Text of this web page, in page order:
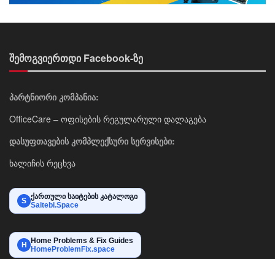
შემოგვიერთდი Facebook-ზე
პარტნიორი კომპანია:
OfficeCare – ოფისების რეგულარული დალაგება
დასუფთავების კომპლექსური სერვისები:
ხალიჩის რეცხვა
S ქართული საიტების კატალოგი
Saitebi.Space
H Home Problems & Fix Guides
HomeProblemFix.space